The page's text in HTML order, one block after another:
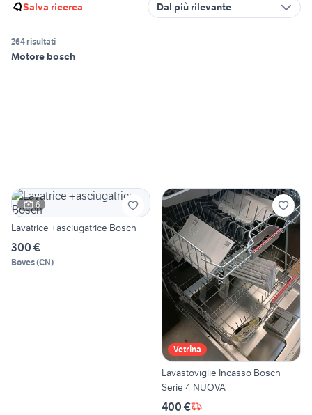
Salva ricerca Dal più rilevante
264 risultati
Motore bosch
6
Lavatrice +asciugatrice Bosch
300 €
Boves(CN)
Vetrina
Lavastoviglie Incasso Bosch
Serie 4 NUOVA
400 €